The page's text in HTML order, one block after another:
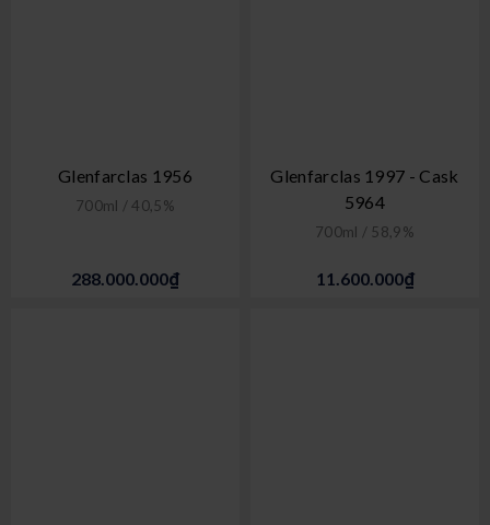
Glenfarclas 1956
700ml / 40,5%
288.000.000₫
Glenfarclas 1997 - Cask
5964
700ml / 58,9%
11.600.000₫